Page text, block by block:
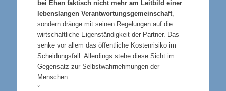
bei Ehen faktisch nicht mehr am Leitbild einer
lebenslangen Verantwortungsgemeinschaft,
sondern dränge mit seinen Regelungen auf die
wirtschaftliche Eigenständigkeit der Partner. Das
senke vor allem das öffentliche Kostenrisiko im
Scheidungsfall. Allerdings stehe diese Sicht im
Gegensatz zur Selbstwahrnehmungen der
Menschen:
°